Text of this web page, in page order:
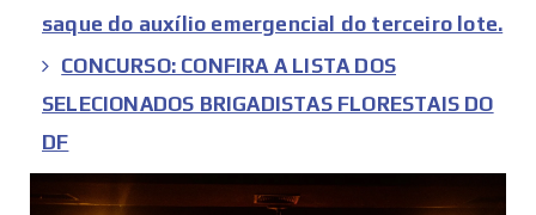
saque do auxílio emergencial do terceiro lote.
CONCURSO: CONFIRA A LISTA DOS
SELECIONADOS BRIGADISTAS FLORESTAIS DO
DF